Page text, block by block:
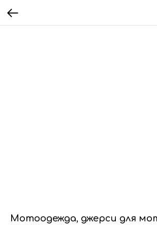
Мотоодежда, джерси для